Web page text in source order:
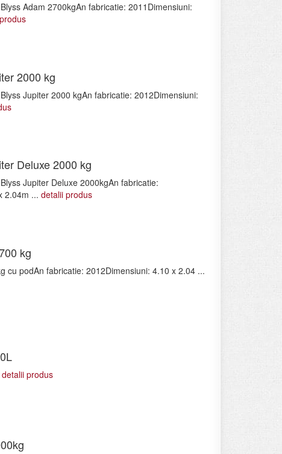
Adam 2700kgAn fabricatie: 2011Dimensiuni:
2000 kg
Jupiter 2000 kgAn fabricatie: 2012Dimensiuni:
Deluxe 2000 kg
Jupiter Deluxe 2000kgAn fabricatie:
2.04m ...detalii produs
kg
cu podAn fabricatie: 2012Dimensiuni: 4.10 x 2.04 ...
detalii produs